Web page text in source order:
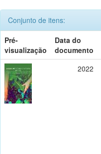
Conjunto de itens:
Pré-
visualização
Data do
documento
2022